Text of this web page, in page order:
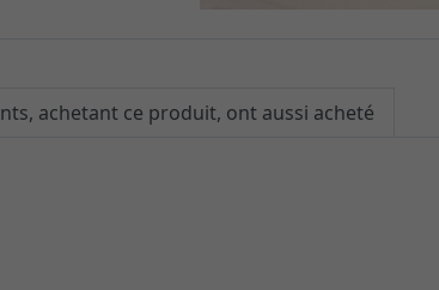
achetant ce produit, ont aussi acheté